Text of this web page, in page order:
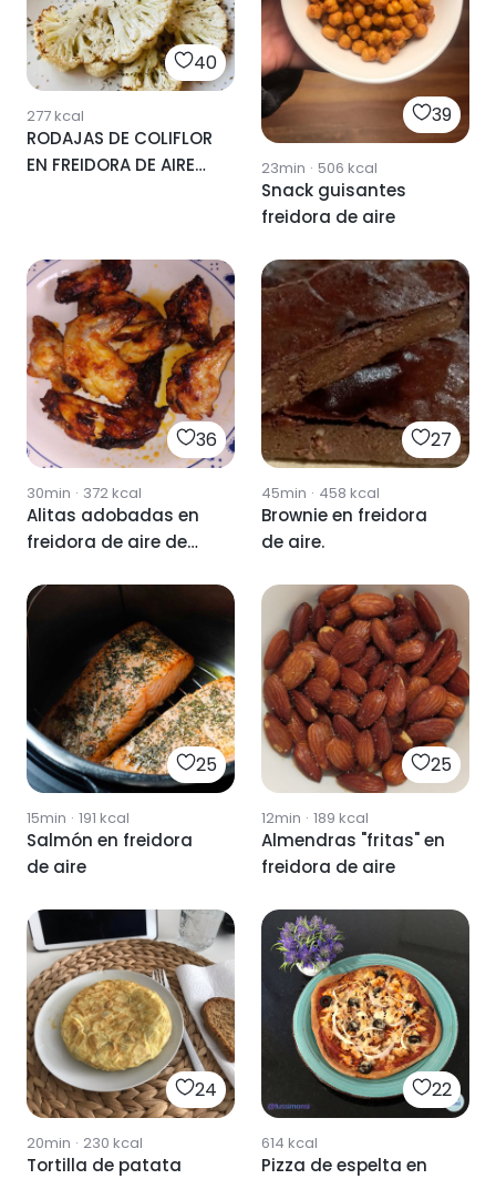
40
277kcal
RODAJAS DE COLIFLOR
EN FREIDORA DE AIRE
39
23min · 506 kcal
Snack guisantes
freidora de aire
36
30min · 372kcal
Alitas adobadas en
freidora de aire de
27
45min · 458 kcal
Brownie en freidora
de aire.
25
15min · 191 kcal
Salmón en freidora
de aire
25
12min · 189 kcal
Almendras "fritas" en
freidora de aire
24
20min · 230 kcal
Tortilla de patata
22
614 kcal
Pizza de espelta en